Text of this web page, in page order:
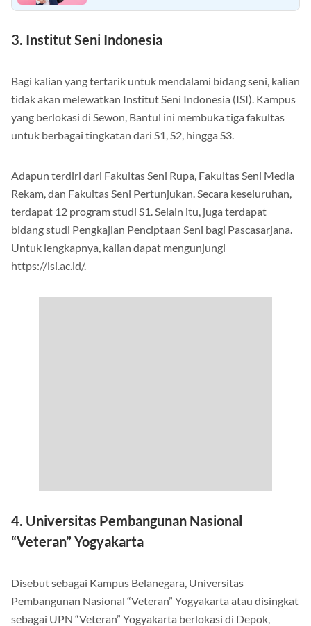
3. Institut Seni Indonesia
Bagi kalian yang tertarik untuk mendalami bidang seni, kalian
tidak akan melewatkan Institut Seni Indonesia (ISI). Kampus
yang berlokasi di Sewon, Bantul ini membuka tiga fakultas
untuk berbagai tingkatan dari S1, S2, hingga S3.
Adapun terdiri dari Fakultas Seni Rupa, Fakultas Seni Media
Rekam, dan Fakultas Seni Pertunjukan. Secara keseluruhan,
terdapat 12 program studi S1. Selain itu, juga terdapat
bidang studi Pengkajian Penciptaan Seni bagi Pascasarjana.
Untuk lengkapnya, kalian dapat mengunjungi
https://isi.ac.id/.
4. Universitas Pembangunan Nasional
“Veteran” Yogyakarta
Disebut sebagai Kampus Belanegara, Universitas
Pembangunan Nasional “Veteran” Yogyakarta atau disingkat
sebagai UPN “Veteran” Yogyakarta berlokasi di Depok,